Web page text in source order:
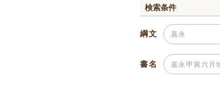
検索条件
綱文
書名